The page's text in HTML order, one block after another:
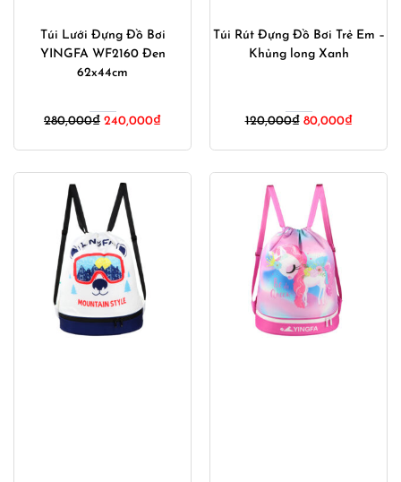
Túi Lưới Đựng Đồ Bơi
YINGFA WF2160 Đen
62x44cm
280,000₫ Giá
280,000₫.
240,000₫Giá
là:
Túi Rút Đựng Đồ Bơi Trẻ Em –
Khủng long Xanh
120,000₫ Giá
120,000₫.
80,000₫Giá
là: